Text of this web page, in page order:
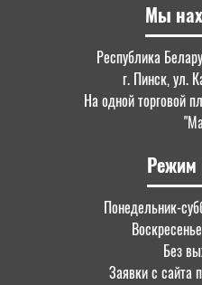
Мы
Республика
г. Пинск, ул.
На одной торговой
Режим
Понедельник-
Без
Заявки с сайта